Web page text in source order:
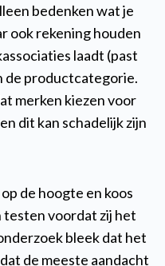
bedenken wat je
ook rekening houden
laadt (past
de productcategorie.
merken kiezen voor
dit kan schadelijk zijn
de hoogte en koos
testen voordat zij het
bleek dat het
de meeste aandacht